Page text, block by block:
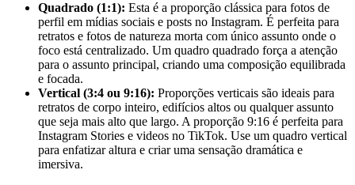
Quadrado (1:1): Esta é a proporção clássica para fotos de
perfil em mídias sociais e posts no Instagram. É perfeita para
retratos e fotos de natureza morta com único assunto onde o
foco está centralizado. Um quadro quadrado força a atenção
para o assunto principal, criando uma composição equilibrada
e focada.
Vertical (3:4 ou 9:16): Proporções verticais são ideais para
retratos de corpo inteiro, edifícios altos ou qualquer assunto
que seja mais alto que largo. A proporção 9:16 é perfeita para
Instagram Stories e videos no TikTok. Use um quadro vertical
para enfatizar altura e criar uma sensação dramática e
imersiva.